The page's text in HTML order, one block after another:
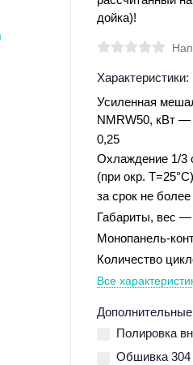
дойка)!
Характеристики:
Усиленная
NMRW50, кВт
0,25
Охлаждение 1/3
(при окр. Т=25°С)
за срок не более
Габариты, вес
Монопанель-
Количество
Все
Дополнительные
Полировка
Обшивка 304